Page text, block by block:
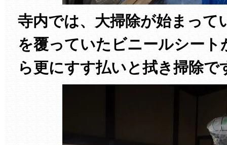
寺内では、大掃除が始まって
を覆っていたビニールシート
ら更にすす払いと拭き掃除で